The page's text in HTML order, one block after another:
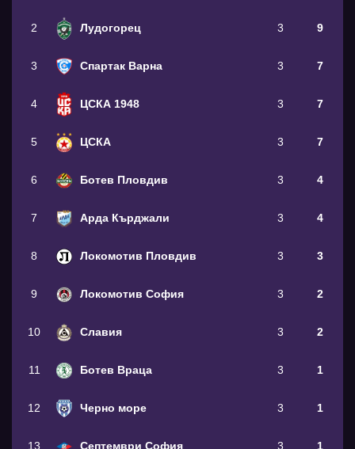
2 Лудогорец 3 9
3 Спартак Варна 3 7
4 ЦСКА 1948 3 7
5 ЦСКА 3 7
6 Ботев Пловдив 3 4
7 Арда Кърджали 3 4
8 Локомотив Пловдив 3 3
9 Локомотив София 3 2
10 Славия 3 2
11 Ботев Враца 3 1
12 Черно море 3 1
13 Септември София 3 1